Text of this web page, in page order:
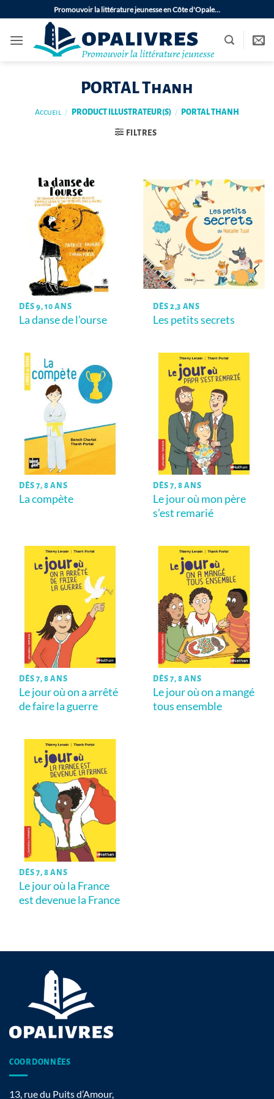
au
contenu
Promouvoir la littérature jeunesse en Côte d'Opale…
PORTAL Thanh
Accueil / PRODUCT ILLUSTRATEUR(S) / PORTAL THANH
FILTRES
DÈS 9, 10 ANS
La danse de l’ourse
DÈS 2,3 ANS
Les petits secrets
DÈS 7, 8 ANS
La compète
DÈS 7, 8 ANS
Le jour où mon père
s’est remarié
DÈS 7, 8 ANS
Le jour où on a arrêté
de faire la guerre
DÈS 7, 8 ANS
Le jour où on a mangé
tous ensemble
DÈS 7, 8 ANS
Le jour où la France
est devenue la France
COORDONNÉES
13, rue du Puits d’Amour,